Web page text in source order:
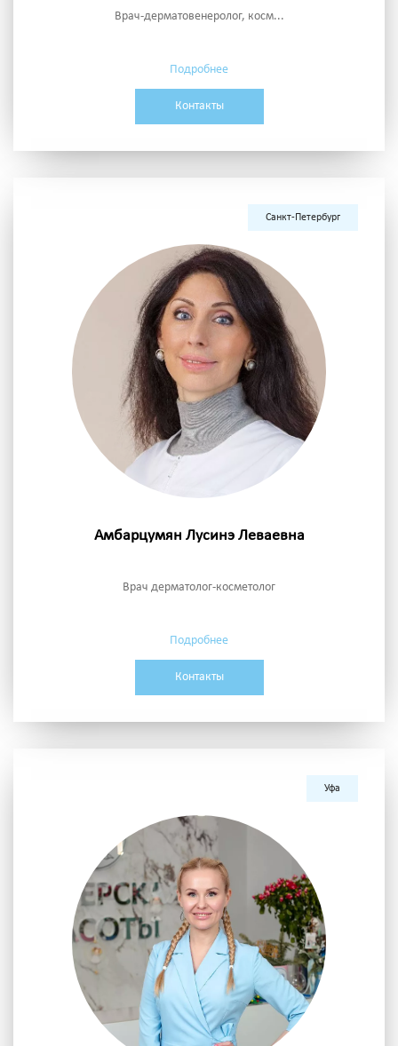
Врач-дерматовенеролог, косм...
Подробнее
Контакты
Санкт-Петербург
Амбарцумян Лусинэ Леваевна
Врач дерматолог-косметолог
Подробнее
Контакты
Уфа